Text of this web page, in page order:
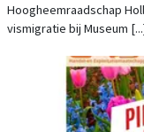
Hoogheemraadschap
vismigratie bij Museum